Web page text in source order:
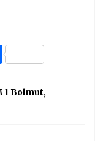
Share
1 Bolmut,